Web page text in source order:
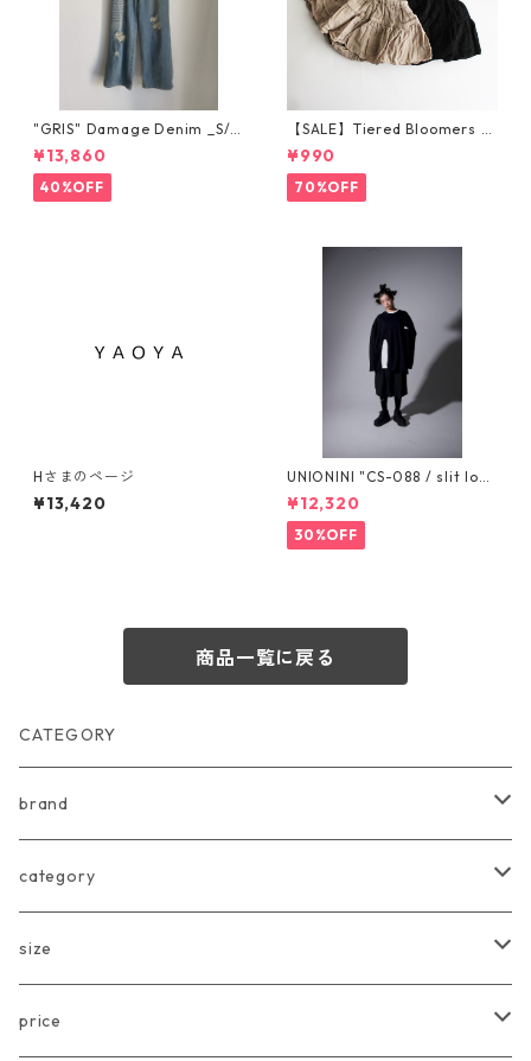
"GRIS" Damage Denim _S/M
size GR25AW-PT002
¥13,860
40%OFF
【SALE】Tiered Bloomers 7
0-80cm (グレージュ／ブラッ
ク) ※1点までメール便可
¥990
70%OFF
Hさまのページ
¥13,420
UNIONINI "CS-088 / slit lon
g sleeved tee" S 155cm, M 1
65cm
¥12,320
30%OFF
商品一覧に戻る
CATEGORY
brand
arkakama
Another Fox
CARLIJNQ
category
tops
bottoms
size
Baby
price